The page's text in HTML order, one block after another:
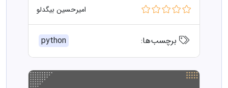
امیرحسین بیگدلو
برچسب‌ها: python